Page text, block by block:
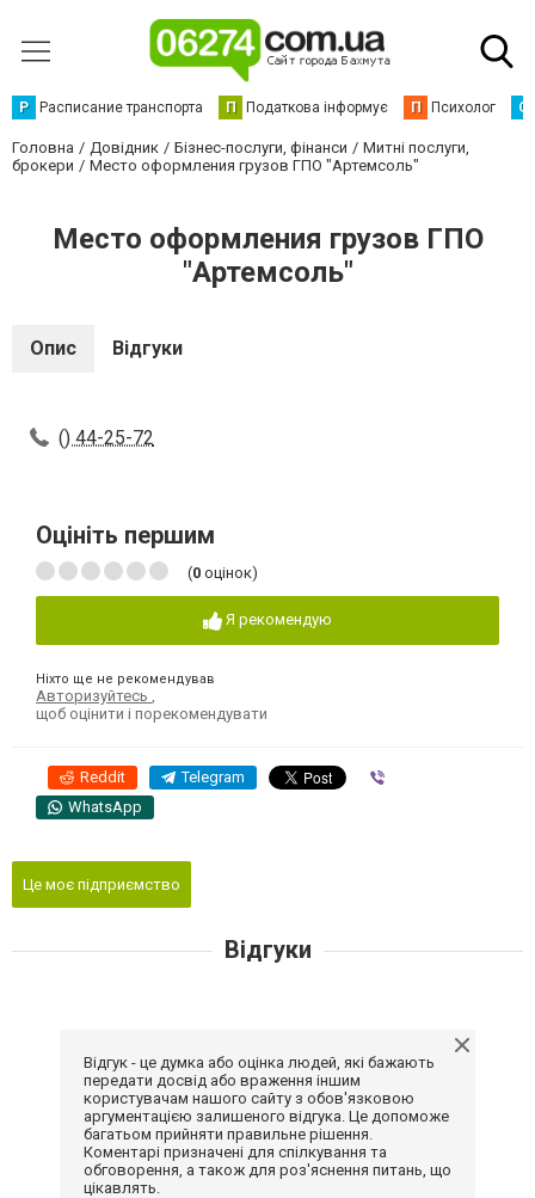
Р Расписание транспорта П Податкова інформує П Психолог С
Головна Довідник Бізнес-послуги, фінанси
Митні послуги,
брокери
Место оформления грузов ГПО "Артемсоль"
Место оформления грузов ГПО
"Артемсоль"
Опис Відгуки
() 44-25-72
Оцініть першим
(0 оцінок)
Я рекомендую
Ніхто ще не рекомендував
Авторизуйтесь
щоб оцінити і порекомендувати
Reddit Telegram
WhatsApp
Це моє підприємство
Відгуки
Відгук - це думка або оцінка людей, які бажають
передати досвід або враження іншим
користувачам нашого сайту з обов'язковою
аргументацією залишеного відгука. Це допоможе
багатьом прийняти правильне рішення.
Коментарі призначені для спілкування та
обговорення, а також для роз'яснення питань, що
цікавлять.